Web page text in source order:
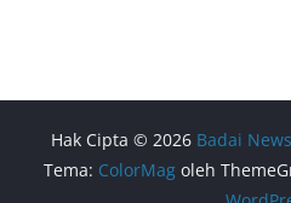
Hak Cipta © 2026 Badai News
Tema: ColorMag oleh